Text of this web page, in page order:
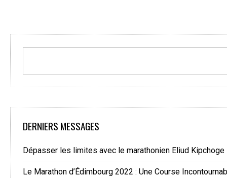
DERNIERS MESSAGES
Dépasser les limites avec le marathonien Eliud Kipchoge
Le Marathon d’Édimbourg 2022 : Une Course